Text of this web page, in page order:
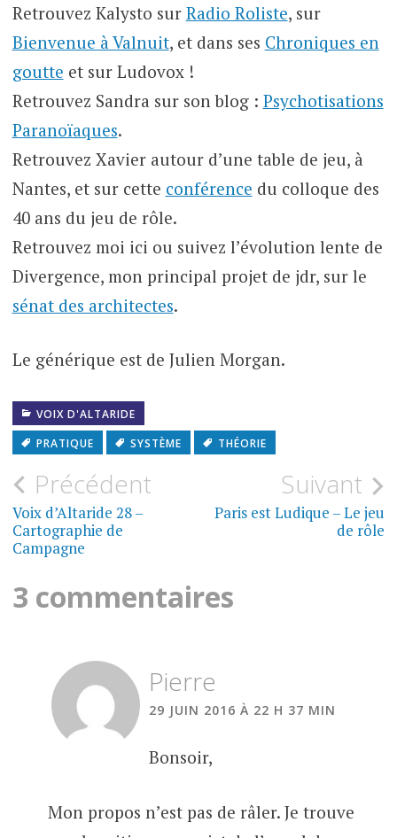
Retrouvez Kalysto sur Radio Roliste, sur
Bienvenue à Valnuit, et dans ses Chroniques en
goutte et sur Ludovox !
Retrouvez Sandra sur son blog : Psychotisations
Paranoïaques.
Retrouvez Xavier autour d’une table de jeu, à
Nantes, et sur cette conférence du colloque des
40 ans du jeu de rôle.
Retrouvez moi ici ou suivez l’évolution lente de
Divergence, mon principal projet de jdr, sur le
sénat des architectes.
Le générique est de Julien Morgan.
VOIX D'ALTARIDE
PRATIQUE
SYSTÈME THÉORIE
Navigation
de
l’article
Précédent
Voix d’Altaride 28 –
Cartographie de
Campagne
Suivant
Paris est Ludique – Le jeu
de rôle
3 commentaires
Pierre
29 JUIN 2016 À 22 H 37 MIN
Bonsoir,
Mon propos n’est pas de râler. Je trouve